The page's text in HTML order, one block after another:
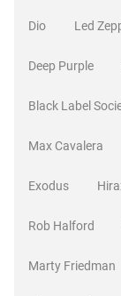
Dio Led
Deep Purple
Black Label
Max Cavalera
Exodus
Rob Halford
Marty Friedman